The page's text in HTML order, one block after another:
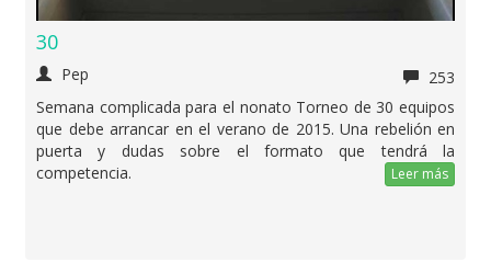
30
Pep
253
Semana complicada para el nonato Torneo de 30 equipos
que debe arrancar en el verano de 2015. Una rebelión en
puerta y dudas sobre el formato que tendrá la
competencia.
Leer más